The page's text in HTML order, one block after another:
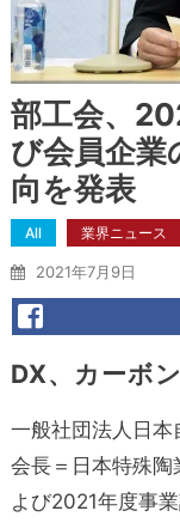
部工会、
び会員企
向を発表
All 業界ニュース
2021年7月9日
DX、カーボ
一般社団法人日
会長＝日本特殊
よび2021年度事